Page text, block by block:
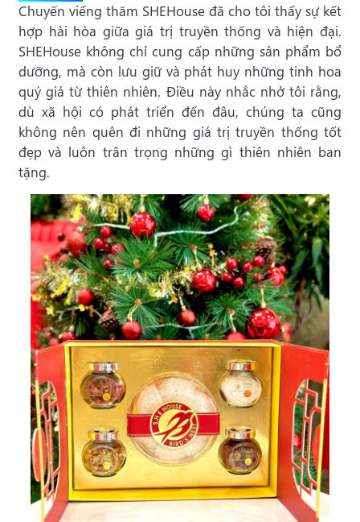
Chuyến viếng thăm SHEHouse đã cho tôi thấy sự kết
hợp hài hòa giữa giá trị truyền thống và hiện đại.
SHEHouse không chỉ cung cấp những sản phẩm bổ
dưỡng, mà còn lưu giữ và phát huy những tinh hoa
quý giá từ thiên nhiên. Điều này nhắc nhở tôi rằng,
dù xã hội có phát triển đến đâu, chúng ta cũng
không nên quên đi những giá trị truyền thống tốt
đẹp và luôn trân trọng những gì thiên nhiên ban
tặng.